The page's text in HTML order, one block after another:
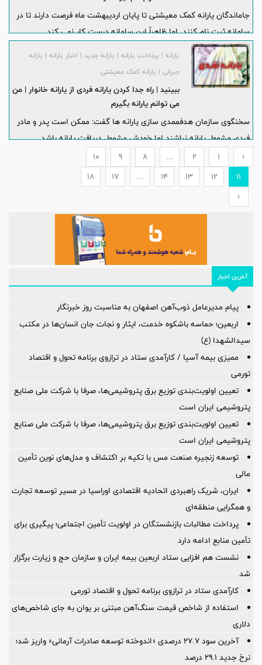
جاماندگان یارانه کمک معیشتی تا پایان اردیبهشت ماه فرصت دارند تا در
سامانه ثبت نام کنند. اما ظاهراً این سامانه درست کار نمی کند.
یارانه | پرداخت یارانه | یارانه جدید | اخبار یارانه | یارانه
جبرانی | یارانه کمک معیشتی
ببینید | راه جدا کردن یارانه فردی از یارانه خانوار | من
می توانم یارانه بگیرم
سخنگوی سازمان هدفممدی سازی یارانه ها گفت: ممکن است پدر و مادر
فردی مشمول یارانه نباشند اما خودش مشمول دریافت یارانه باشد.
‹
1
2
...
8
9
10
11
12
13
14
...
17
18
›
آخرین اخبار
پیام مدیرعامل ذوب‌آهن اصفهان به مناسبت روز خبرنگار
اربعین؛ حماسه باشکوه خدمت، ایثار و نجات جان انسان‌ها در مکتب
سیدالشهدا (ع)
ممیزی بیمه آسیا / کارآمدی ستاد در ترازوی برنامه تحول و اقتصاد
تورمی
تعیین اولویت‌بندی توزیع برق پتروشیمی‌ها، صرفا با شرکت ملی صنایع
پتروشیمی ایران است
تعیین اولویت‌بندی توزیع برق پتروشیمی‌ها، صرفا با شرکت ملی صنایع
پتروشیمی ایران است
توسعه زنجیره صنعت مس با تکیه بر اکتشاف و مدل‌های نوین تأمین
مالی
ایران، شریک راهبردی اتحادیه اقتصادی اوراسیا در مسیر توسعه تجارت
و همگرایی منطقه‌ای
پرداخت مطالبات بازنشستگان در اولویت تأمین اجتماعی؛ پیگیری برای
تأمین منابع ادامه دارد
نشست هم افزایی ستاد اربعین بیمه ایران و سازمان حج و زیارت برگزار
شد
کارآمدی ستاد در ترازوی برنامه تحول و اقتصاد تورمی
استفاده از شاخص قیمت سنگ‌آهن مبتنی بر یوان به جای شاخص‌های
دلاری
آخرین سود ۲۷.۷ درصدی «اندوخته توسعه صادرات آرمانی» واریز شد؛
نرخ جدید ۲۹.۱ درصد